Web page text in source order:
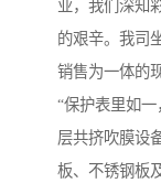
业，我们深知
的艰辛。我司
销售为一体的
“保护表里如
层共挤吹膜设
板、不锈钢板